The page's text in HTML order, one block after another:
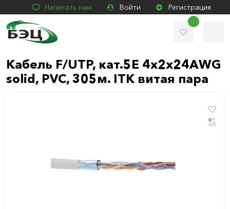
Написать нам Войти Регистрация
Кабель F/UTP, кат.5Е 4х2х24АWG
solid, PVC, 305м. ITK витая пара